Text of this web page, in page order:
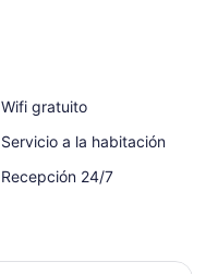
Wifi gratuito
Servicio a la habitación
Recepción 24/7